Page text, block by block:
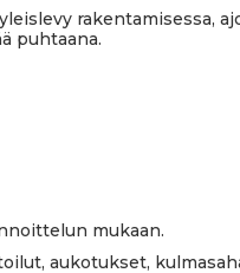
rakentamisessa,
puhtaana.
mukaan.
aukotukset,